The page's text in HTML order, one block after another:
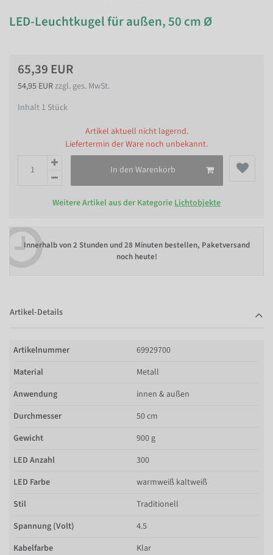
LED-Leuchtkugel für außen, 50 cm Ø
65,39 EUR
54,95 EURzzgl. ges. MwSt.
Inhalt 1 Stück
Artikel aktuell nicht lagernd.
Liefertermin der Ware noch unbekannt.
In den Warenkorb
Weitere Artikel aus der Kategorie Lichtobjekte
Innerhalb von2 Stunden und 28 Minuten bestellen, Paketversand
noch heute!
Artikel-Details
Artikelnummer
69929700
Material
Metall
Anwendung
innen & außen
Durchmesser
50 cm
Gewicht
900 g
LED Anzahl
300
LED Farbe
warmweiß kaltweiß
Stil
Traditionell
Spannung (Volt)
4.5
Kabelfarbe
Klar